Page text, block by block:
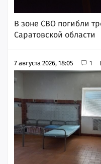
В зоне СВО погибли
Саратовской области
7 августа 2026, 18:05 1